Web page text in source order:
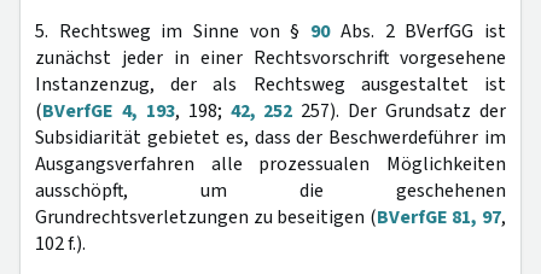
5. Rechtsweg im Sinne von § 90Abs. 2 BVerfGG ist
zunächst jeder in einer Rechtsvorschrift vorgesehene
Instanzenzug, der als Rechtsweg ausgestaltet ist
(BVerfGE 4, 193, 198; 42, 252 257). Der Grundsatz der
Subsidiarität gebietet es, dass der Beschwerdeführer im
Ausgangsverfahren alle prozessualen Möglichkeiten
ausschöpft, um die geschehenen
Grundrechtsverletzungen zu beseitigen (BVerfGE 81, 97,
102 f.).